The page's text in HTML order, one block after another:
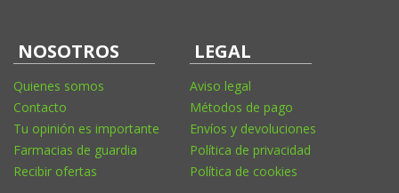
NOSOTROS
Quienes somos
Contacto
Tu opinión es importante
Farmacias de guardia
Recibir ofertas
LEGAL
Aviso legal
Métodos de pago
Envíos y devoluciones
Política de privacidad
Política de cookies